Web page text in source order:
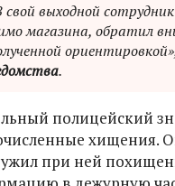
свой выходной
магазина, обратил
.
полицейский
хищения.
при ней